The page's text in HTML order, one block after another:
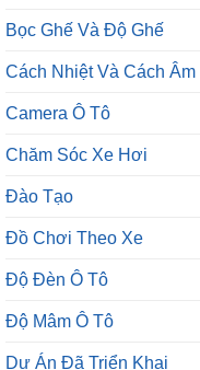
Bọc Ghế Và Độ Ghế
Cách Nhiệt Và Cách Âm
Camera Ô Tô
Chăm Sóc Xe Hơi
Đào Tạo
Đồ Chơi Theo Xe
Độ Đèn Ô Tô
Độ Mâm Ô Tô
Dự Án Đã Triển Khai